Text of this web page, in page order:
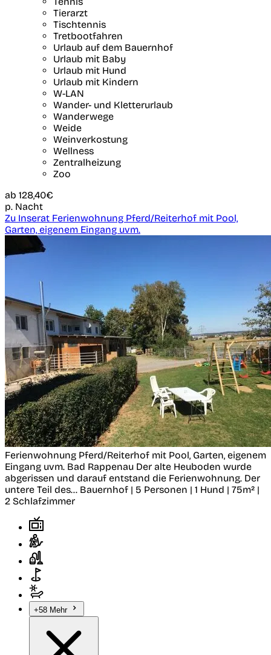
Tierarzt
Tischtennis
Tretbootfahren
Urlaub auf dem Bauernhof
Urlaub mit Baby
Urlaub mit Hund
Urlaub mit Kindern
W-LAN
Wander- und Kletterurlaub
Wanderwege
Weide
Weinverkostung
Wellness
Zentralheizung
Zoo
ab 128,40€
p. Nacht
Zu Inserat Ferienwohnung Pferd/Reiterhof mit Pool,
Garten, eigenem Eingang uvm.
Ferienwohnung Pferd/Reiterhof mit Pool, Garten, eigenem
Eingang uvm. Bad Rappenau Der alte Heuboden wurde
abgerissen und darauf entstand die Ferienwohnung. Der
untere Teil des... Bauernhof | 5 Personen | 1 Hund | 75m² |
2 Schlafzimmer
+58 Mehr